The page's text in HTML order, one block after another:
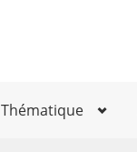
Thématique